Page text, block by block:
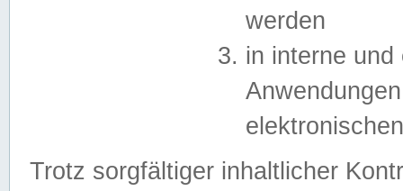
werden
in interne
Trotz sorgfältiger inhaltlicher